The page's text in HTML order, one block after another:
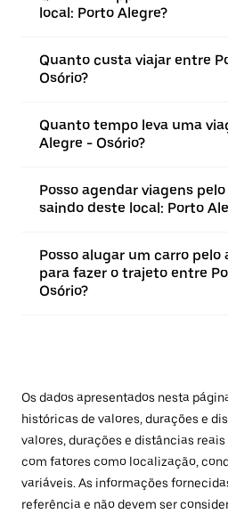
local: Porto Alegre?
Quanto custa viajar entre
Osório?
Quanto tempo leva uma
Alegre - Osório?
Posso agendar viagens
saindo deste local: Porto
Posso alugar um carro pelo
para fazer o trajeto entre
Osório?
Os dados apresentados nesta
históricas de valores, durações e
valores, durações e distâncias
com fatores como localização,
variáveis. As informações
referência e não devem ser